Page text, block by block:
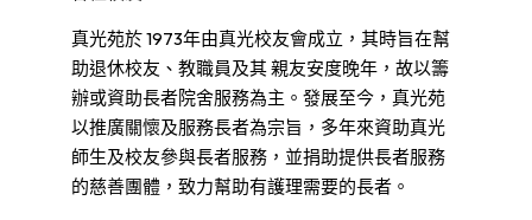
真光苑於 1973年由真光校友會成立，其時旨在幫
助退休校友、教職員及其 親友安度晚年，故以籌
辦或資助長者院舍服務為主。發展至今，真光苑
以推廣關懷及服務長者為宗旨，多年來資助真光
師生及校友參與長者服務，並捐助提供長者服務
的慈善團體，致力幫助有護理需要的長者。